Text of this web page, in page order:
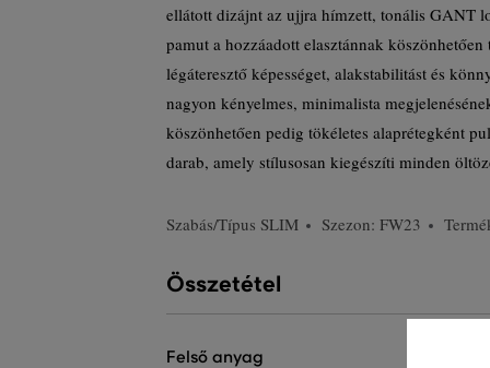
ellátott dizájnt az ujjra hímzett, tonális GANT
pamut a hozzáadott elasztánnak
légáteresztő képességet, alakstabilitást és
nagyon kényelmes, minimalista
köszönhetően pedig tökéletes alaprétegként
darab, amely stílusosan kiegészíti minden
Szabás/Típus SLIM Szezon: FW23
Összetétel
felső anyag